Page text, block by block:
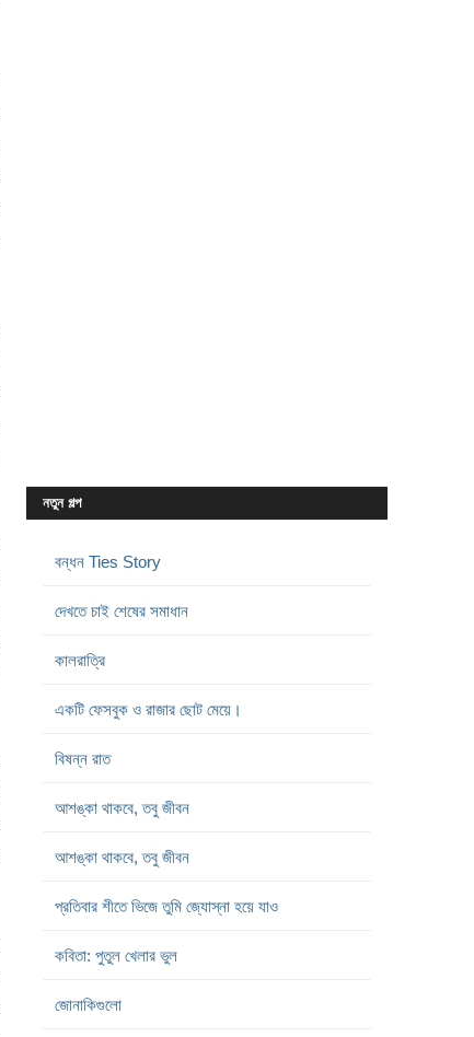
নতুন গল্প
বন্ধন Ties Story
দেখতে চাই শেষের সমাধান
কালরাত্রি
একটি ফেসবুক ও রাজার ছোট মেয়ে।
বিষন্ন রাত
আশঙ্কা থাকবে, তবু জীবন
আশঙ্কা থাকবে, তবু জীবন
প্রতিবার শীতে ভিজে তুমি জ্যোস্না হয়ে যাও
কবিতা: পুতুল খেলার ভুল
জোনাকিগুলো